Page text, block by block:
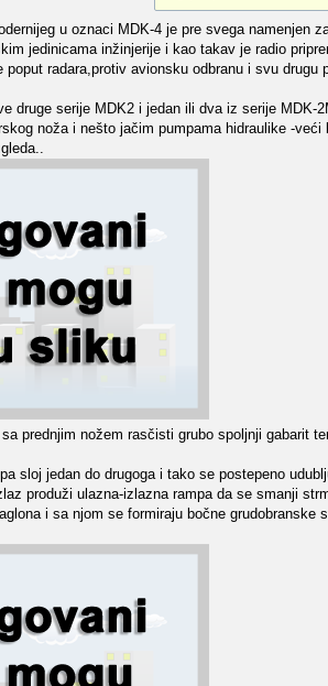
u oznaci MDK-4 je pre svega namenjen
jedinicama inžinjerije i kao takav je radio
radara,protiv avionsku odbranu i svu drugu
druge serije MDK2 i jedan ili dva iz serije MDK-
noža i nešto jačim pumpama hidraulike -veći
prednjim nožem rasčisti grubo spoljnji gabarit
sloj jedan do drugoga i tako se postepeno
produži ulazna-izlazna rampa da se smanji
i sa njom se formiraju bočne grudobranske